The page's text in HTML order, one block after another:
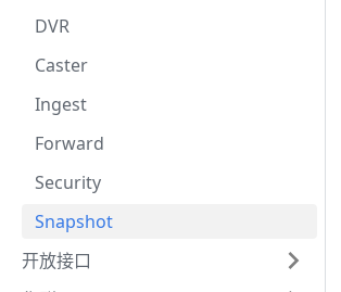
DVR
Caster
Ingest
Forward
Security
Snapshot
开放接口